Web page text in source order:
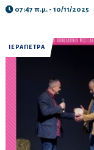
07:47 π.μ. - 10/11/2025
ΙΕΡΑΠΕΤΡΑ